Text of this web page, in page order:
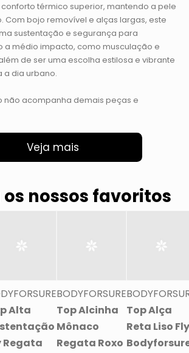
térmico superior, mantendo a pele
Com bojo removível e alças largas, este
sustentação e segurança para
a médio impacto, como musculação e
de ser uma escolha estilosa e vibrante
a dia urbano.
não acompanha demais peças e
Veja mais
nossos favoritos
Alta
Regata
BODYFORSURE
Top Alcinha
Mônaco
Regata Roxo
Top Alça
Reta Liso Fly